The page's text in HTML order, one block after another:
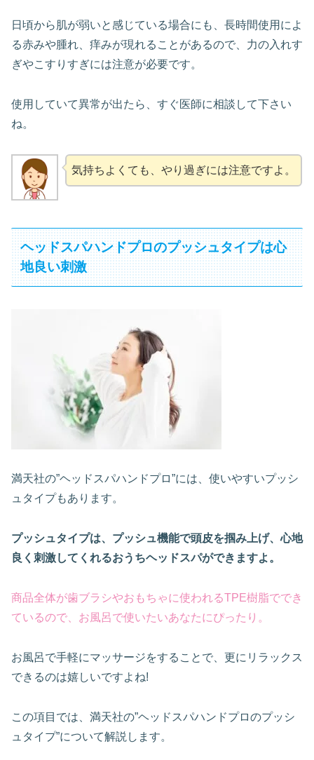
日頃から肌が弱いと感じている場合にも、長時間使用によ
る赤みや腫れ、痒みが現れることがあるので、力の入れす
ぎやこすりすぎには注意が必要です。
使用していて異常が出たら、すぐ医師に相談して下さい
ね。
気持ちよくても、やり過ぎには注意ですよ。
ヘッドスパハンドプロのプッシュタイプは心
地良い刺激
満天社の”ヘッドスパハンドプロ”には、使いやすいプッシ
ュタイプもあります。
プッシュタイプは、プッシュ機能で頭皮を掴み上げ、心地
良く刺激してくれるおうちヘッドスパができますよ。
商品全体が歯ブラシやおもちゃに使われるTPE樹脂ででき
ているので、お風呂で使いたいあなたにぴったり。
お風呂で手軽にマッサージをすることで、更にリラックス
できるのは嬉しいですよね!
この項目では、満天社の”ヘッドスパハンドプロのプッシ
ュタイプ”について解説します。